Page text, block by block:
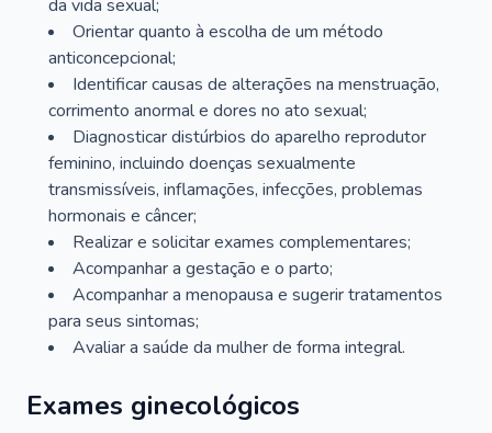
da vida sexual;
Orientar quanto à escolha de um método
anticoncepcional;
Identificar causas de alterações na menstruação,
corrimento anormal e dores no ato sexual;
Diagnosticar distúrbios do aparelho reprodutor
feminino, incluindo doenças sexualmente
transmissíveis, inflamações, infecções, problemas
hormonais e câncer;
Realizar e solicitar exames complementares;
Acompanhar a gestação e o parto;
Acompanhar a menopausa e sugerir tratamentos
para seus sintomas;
Avaliar a saúde da mulher de forma integral.
Exames ginecológicos